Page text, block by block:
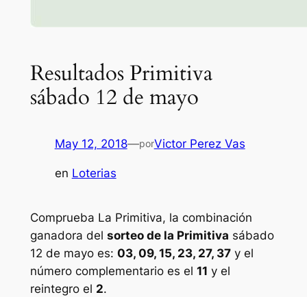
Resultados Primitiva
sábado 12 de mayo
May 12, 2018—porVictor Perez Vas
en Loterias
Comprueba La Primitiva, la combinación
ganadora del sorteo de la Primitiva sábado
12 de mayo es: 03, 09, 15, 23, 27, 37y el
número complementario es el 11 y el
reintegro el 2.